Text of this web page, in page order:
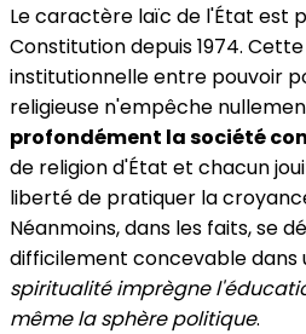
Le caractère laïc de l'État est
Constitution depuis 1974.
institutionnelle entre pouvoir
religieuse n'empêche
profondément la société
de religion d'État et chacun
liberté de pratiquer la
Néanmoins, dans les faits, se
difficilement concevable dans
spiritualité imprègne
même la sphère politique.